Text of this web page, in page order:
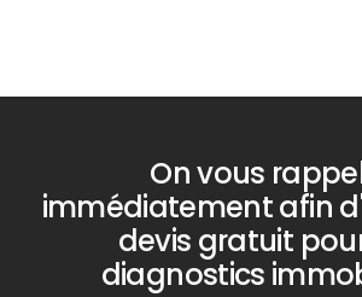
On vous
immédiatement afin
devis gratuit
diagnostics